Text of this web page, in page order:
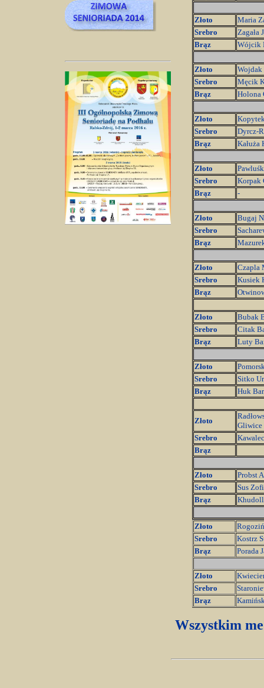
Złoto
Maria
Srebro
Zagała
Brąz
Wójcik
Złoto
Srebro
Męcik
Brąz
Holona
Złoto
Srebro
Dyrcz-
Brąz
Kałuża
Złoto
Srebro
Korpak
Brąz
-
Złoto
Bugaj
Srebro
Brąz
Złoto
Czapla
Srebro
Kusiek
Brąz
Złoto
Bubak
Srebro
Citak
Brąz
Luty
Złoto
Srebro
Sitko
Brąz
Huk
Złoto
Gliwice
Srebro
Brąz
Złoto
Probst
Srebro
Sus
Brąz
Złoto
Srebro
Kostrz
Brąz
Porada
Złoto
Srebro
Brąz
Wszystkim